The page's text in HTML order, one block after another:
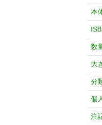
本
数
大
分
個
注